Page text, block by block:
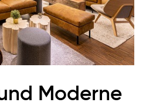
Moderne